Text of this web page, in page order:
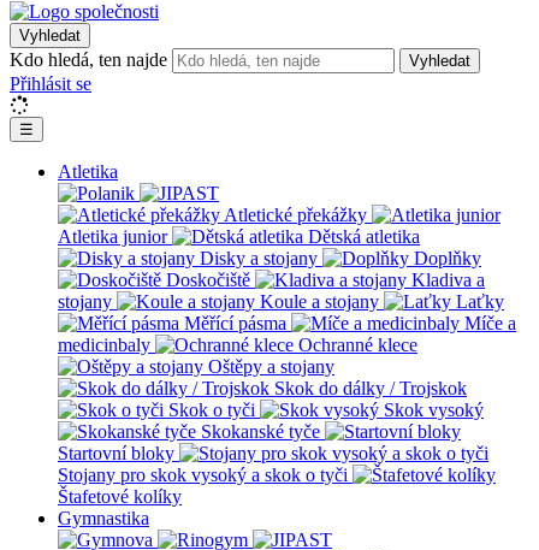
Vyhledat
Kdo hledá, ten najde Vyhledat
Přihlásit se
☰
Atletika
Atletické překážky
Atletika junior
Dětská atletika
Disky a stojany
Doplňky
Doskočiště
Kladiva a
stojany
Koule a stojany
Laťky
Měřící pásma
Míče a
medicinbaly
Ochranné klece
Oštěpy a stojany
Skok do dálky / Trojskok
Skok o tyči
Skok vysoký
Skokanské tyče
Startovní bloky
Stojany pro skok vysoký a skok o tyči
Štafetové kolíky
Gymnastika